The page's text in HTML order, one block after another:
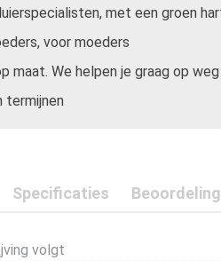
met een groen
voor moeders
maat. We helpen je graag op weg
termijnen
Specificaties
volgt